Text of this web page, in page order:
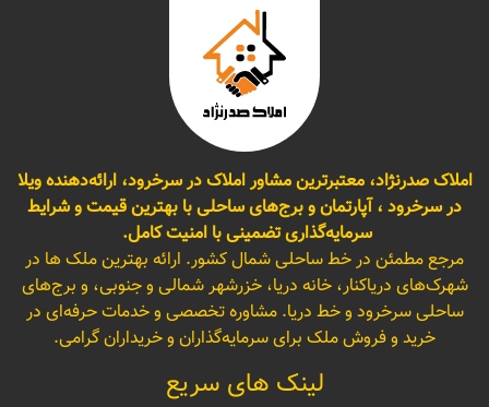
املاک صدرنژاد، معتبرترین مشاور املاک در سرخرود، ارائه‌دهنده ویلا
در سرخرود ، آپارتمان و برج‌های ساحلی با بهترین قیمت و شرایط
سرمایه‌گذاری تضمینی با امنیت کامل.
مرجع مطمئن در خط ساحلی شمال کشور. ارائه بهترین ملک ها در
شهرک‌های دریاکنار، خانه دریا، خزرشهر شمالی و جنوبی، و برج‌های
ساحلی سرخرود و خط دریا. مشاوره تخصصی و خدمات حرفه‌ای در
خرید و فروش ملک برای سرمایه‌گذاران و خریداران گرامی.
لینک های سریع